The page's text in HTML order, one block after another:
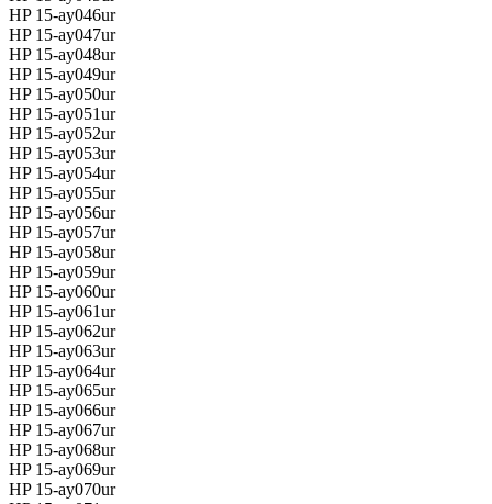
HP 15-ay046ur
HP 15-ay047ur
HP 15-ay048ur
HP 15-ay049ur
HP 15-ay050ur
HP 15-ay051ur
HP 15-ay052ur
HP 15-ay053ur
HP 15-ay054ur
HP 15-ay055ur
HP 15-ay056ur
HP 15-ay057ur
HP 15-ay058ur
HP 15-ay059ur
HP 15-ay060ur
HP 15-ay061ur
HP 15-ay062ur
HP 15-ay063ur
HP 15-ay064ur
HP 15-ay065ur
HP 15-ay066ur
HP 15-ay067ur
HP 15-ay068ur
HP 15-ay069ur
HP 15-ay070ur